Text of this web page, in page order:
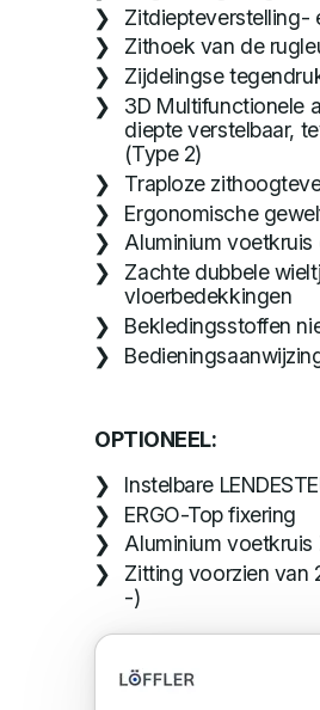
Zitdiepteverstelling-
Zithoek van de
Zijdelingse
3D Multifunctionele
diepte verstelbaar,
(Type 2)
Traploze
Ergonomische
Aluminium
Zachte dubbele
vloerbedekkingen
Bekledingsstoffen
OPTIONEEL:
Instelbare
ERGO-Top fixering
Aluminium voetkruis
Zitting voorzien van
-)